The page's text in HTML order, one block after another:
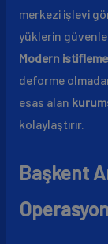
merkezi işlevi
yüklerin
Modern istifleme
deforme
esas alan
kolaylaştırır.
Başkent